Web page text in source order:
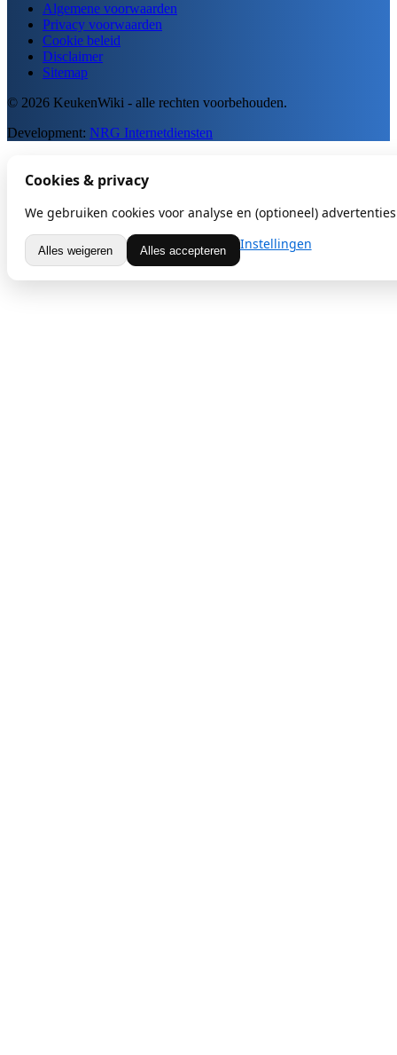
Algemene voorwaarden
Privacy voorwaarden
Cookie beleid
Disclaimer
Sitemap
© 2026 KeukenWiki - alle rechten voorbehouden.
Development: NRG Internetdiensten
Cookies & privacy
We gebruiken cookies voor analyse en (optioneel)
Alles weigeren Alles accepteren Instellingen